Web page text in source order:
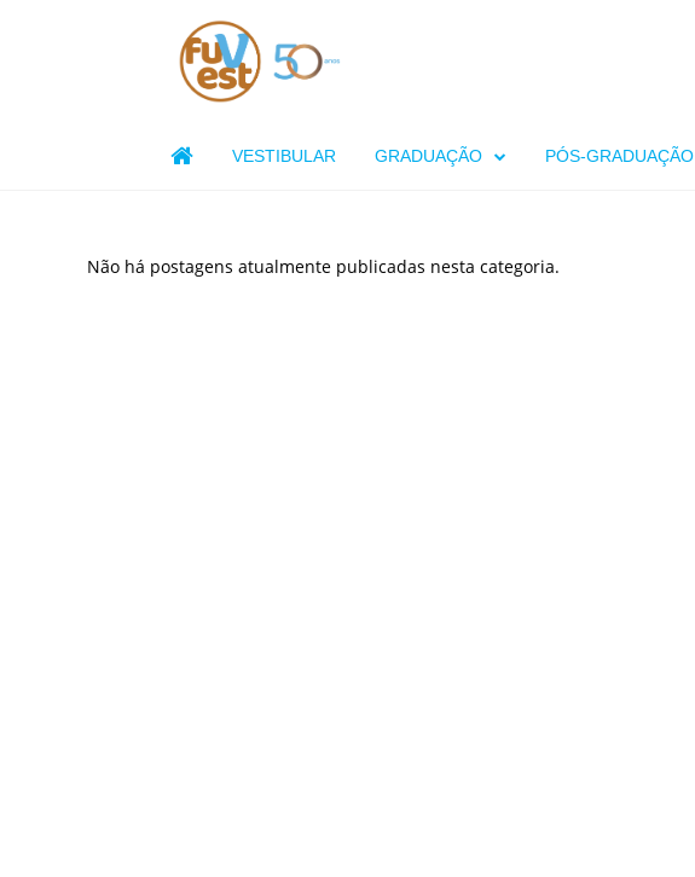
 VESTIBULAR GRADUAÇÃO PÓS-GRADUAÇÃO
Não há postagens atualmente publicadas nesta categoria.